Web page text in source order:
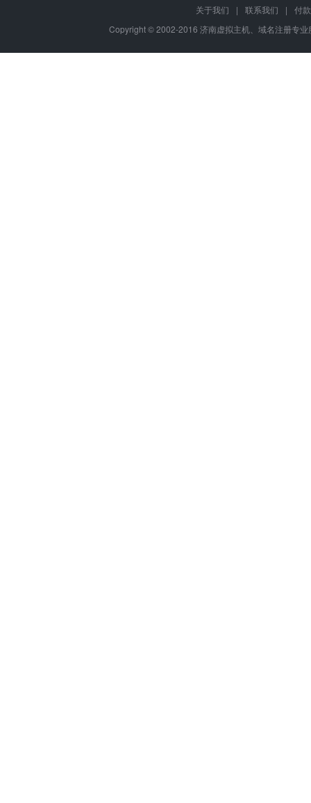
关于我们 | 联系我们 |
付
Copyright © 2002-2016 济南虚拟主机、域名注册专